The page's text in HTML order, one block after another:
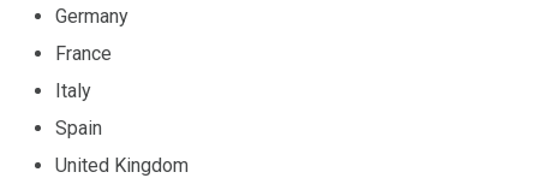
Germany
France
Italy
Spain
United Kingdom